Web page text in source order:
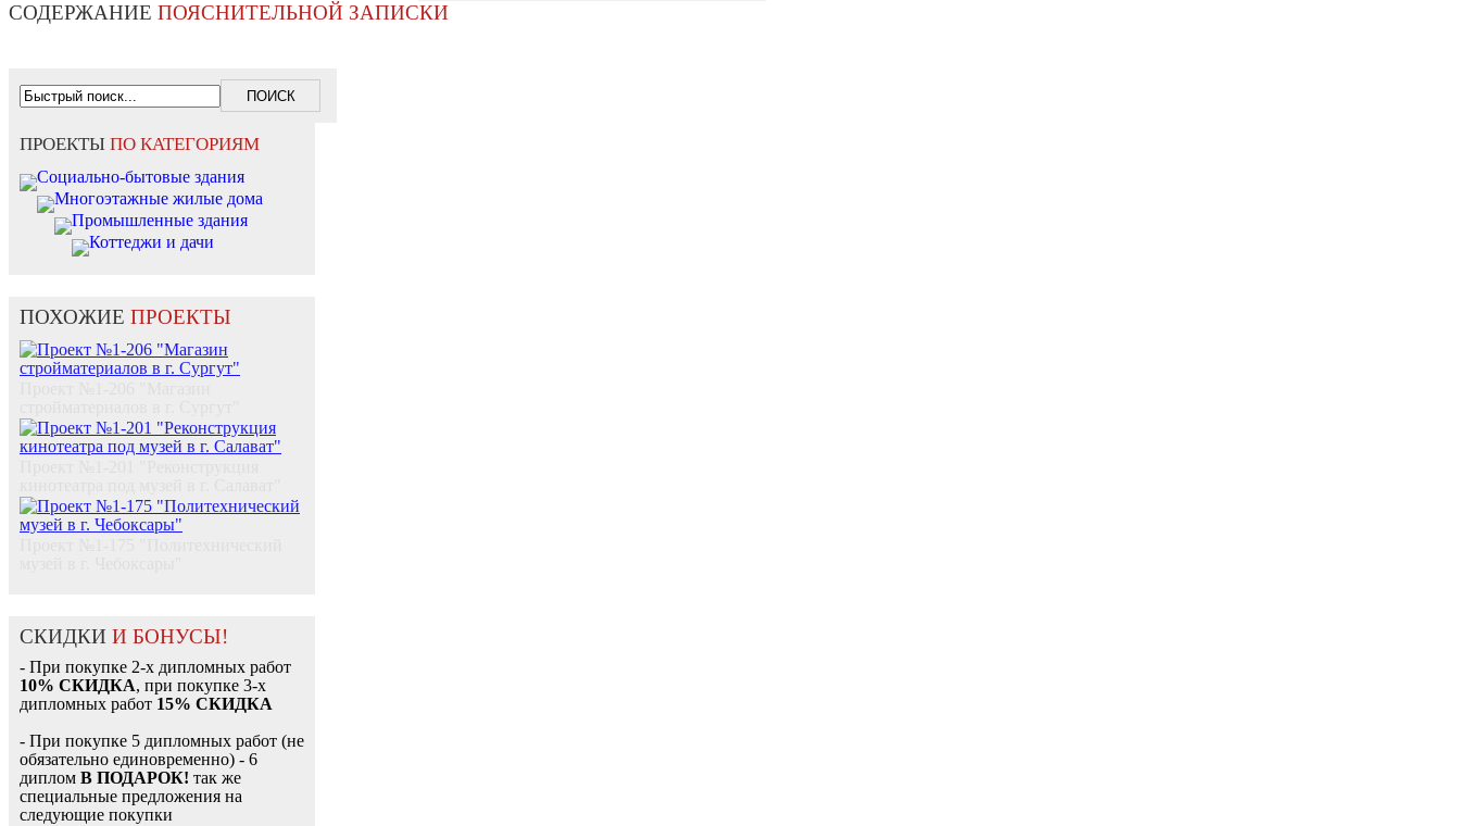
СОДЕРЖАНИЕ ПОЯСНИТЕЛЬНОЙ ЗАПИСКИ
ПРОЕКТЫ ПО КАТЕГОРИЯМ
Социально-бытовые здания
Многоэтажные жилые дома
Промышленные здания
Коттеджи и дачи
ПОХОЖИЕ ПРОЕКТЫ
СКИДКИ И БОНУСЫ!
- При покупке 2-х дипломных работ
10% СКИДКА, при покупке 3-х
дипломных работ 15% СКИДКА
- При покупке 5 дипломных работ (не
обязательно единовременно) - 6
диплом В ПОДАРОК! так же
специальные предложения на
следующие покупки